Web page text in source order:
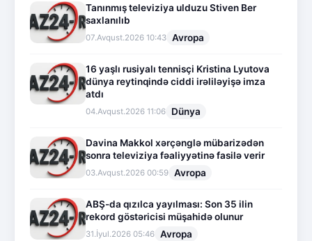
Tanınmış televiziya ulduzu Stiven Ber
saxlanılıb
07.Avqust.2026 10:43 Avropa
16 yaşlı rusiyalı tennisçi Kristina Lyutova
dünya reytinqində ciddi irəliləyişə imza
atdı
04.Avqust.2026 11:06 Dünya
Davina Makkol xərçənglə mübarizədən
sonra televiziya fəaliyyətinə fasilə verir
03.Avqust.2026 00:59 Avropa
ABŞ-da qızılca yayılması: Son 35 ilin
rekord göstəricisi müşahidə olunur
31.İyul.2026 05:46 Avropa